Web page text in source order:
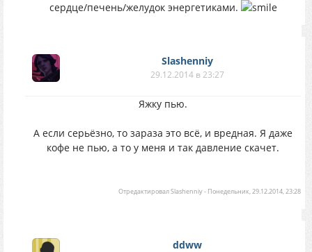
сердце/печень/желудок энергетиками.
Slashenniy
29.12.2014 в 23:27
Яжку пью.
А если серьёзно, то зараза это всё, и вредная. Я даже
кофе не пью, а то у меня и так давление скачет.
ОтредактировалSlashenniy- Понедельник, 29.12.2014, 23:28
ddww